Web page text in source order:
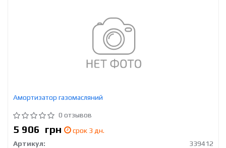
Амортизатор газомасляний
0 отзывов
5 906 грн
срок 3 дн.
Артикул:
339412